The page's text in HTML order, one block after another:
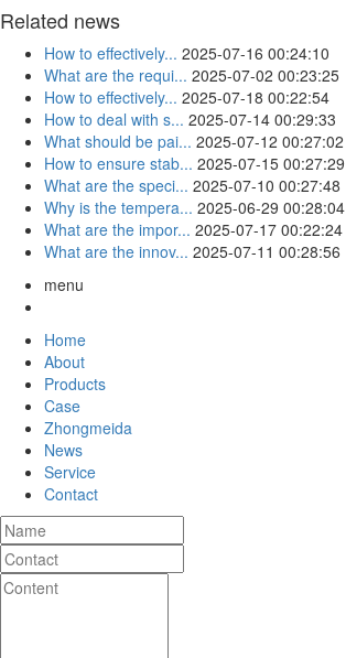
Related news
How to effectively... 2025-07-16 00:24:10
What are the requi... 2025-07-02 00:23:25
How to effectively... 2025-07-18 00:22:54
How to deal with s... 2025-07-14 00:29:33
What should be pai... 2025-07-12 00:27:02
How to ensure stab... 2025-07-15 00:27:29
What are the speci... 2025-07-10 00:27:48
Why is the tempera... 2025-06-29 00:28:04
What are the impor... 2025-07-17 00:22:24
What are the innov... 2025-07-11 00:28:56
menu
Home
About
Products
Case
Zhongmeida
News
Service
Contact